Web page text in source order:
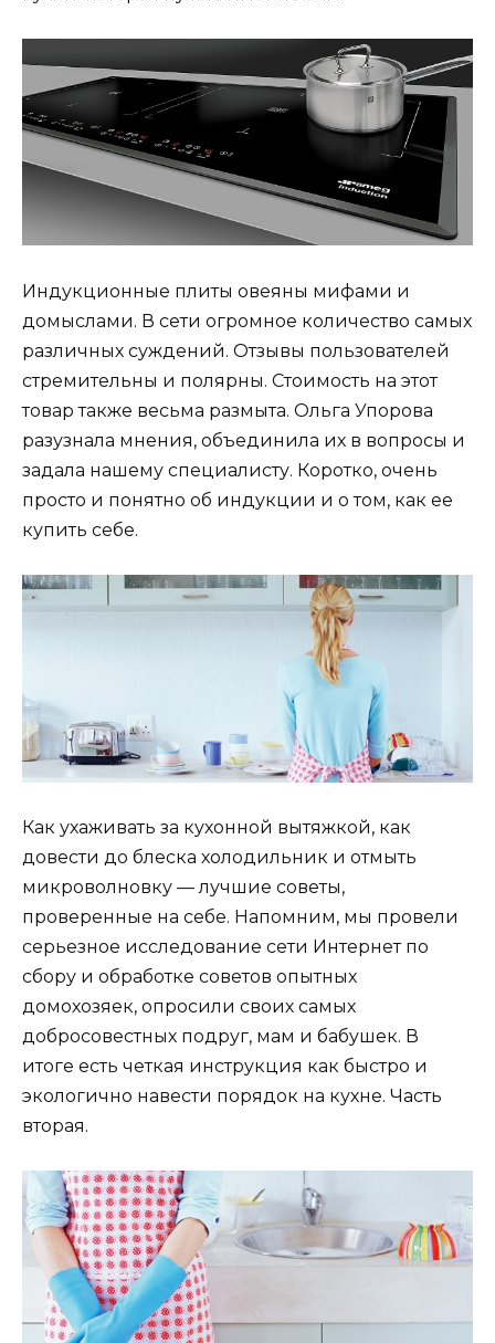
Индукционные плиты овеяны мифами и
домыслами. В сети огромное количество самых
различных суждений. Отзывы пользователей
стремительны и полярны. Стоимость на этот
товар также весьма размыта. Ольга Упорова
разузнала мнения, объединила их в вопросы и
задала нашему специалисту. Коротко, очень
просто и понятно об индукции и о том, как ее
купить себе.
Как ухаживать за кухонной вытяжкой, как
довести до блеска холодильник и отмыть
микроволновку — лучшие советы,
проверенные на себе. Напомним, мы провели
серьезное исследование сети Интернет по
сбору и обработке советов опытных
домохозяек, опросили своих самых
добросовестных подруг, мам и бабушек. В
итоге есть четкая инструкция как быстро и
экологично навести порядок на кухне. Часть
вторая.